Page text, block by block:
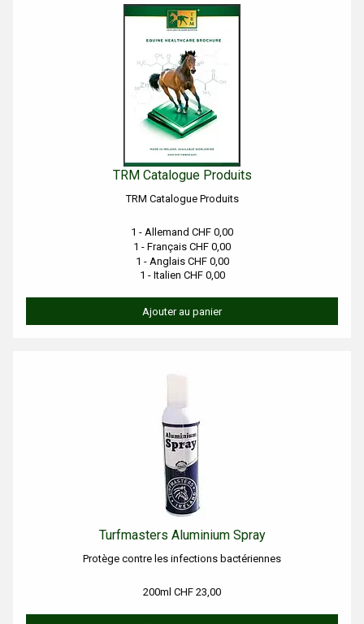
TRM Catalogue Produits
TRM Catalogue Produits
1 - Allemand CHF 0,00
1 - Français CHF 0,00
1 - Anglais CHF 0,00
1 - Italien CHF 0,00
Ajouter au panier
Turfmasters Aluminium Spray
Protège contre les infections bactériennes
200ml CHF 23,00